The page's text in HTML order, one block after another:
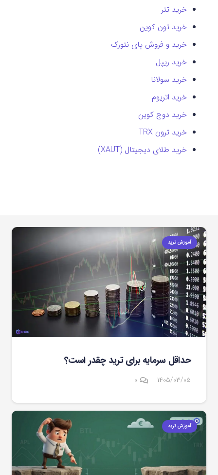
خرید تتر
خرید تون کوین
خرید و فروش پای نتورک
خرید ریپل
خرید سولانا
خرید اتریوم
خرید دوج کوین
خرید ترون TRX
خرید طلای دیجیتال (XAUT)
آموزش ترید
حداقل سرمایه برای ترید چقدر است؟
۱۴۰۵/۰۳/۰۵ ۰
آموزش ترید